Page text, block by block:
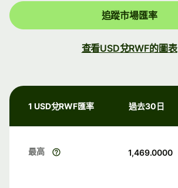
追蹤市場匯率
查看USD兌RWF的圖表
1 USD兌RWF匯率 過去30日
最高 1,469.0000